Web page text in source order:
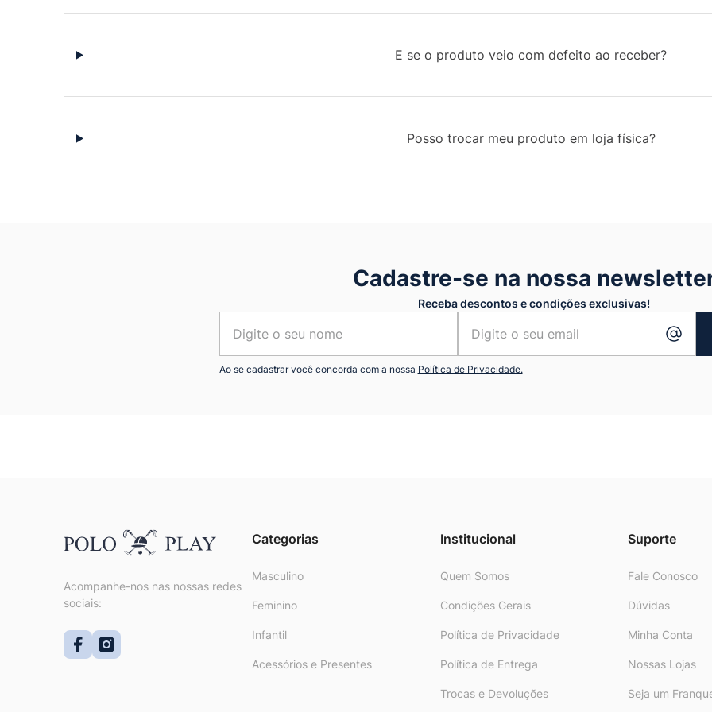
E se o produto veio com defeito ao receber?
Posso trocar meu produto em loja física?
Cadastre-se na nossa
Receba descontos e condições exclusivas!
Ao se cadastrar você concorda com a nossa Política de Privacidade.
Acompanhe-nos nas nossas redes
sociais:
Categorias
Masculino
Feminino
Infantil
Acessórios e Presentes
Institucional
Quem Somos
Condições Gerais
Política de Privacidade
Política de Entrega
Trocas e Devoluções
Suporte
Fale Conosco
Dúvidas
Minha Conta
Nossas Lojas
Seja um